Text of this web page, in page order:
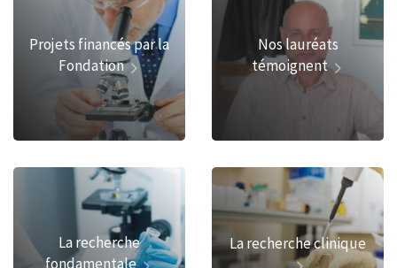
Projets financés par la
Fondation
Nos lauréats
témoignent
La recherche
fondamentale
La recherche clinique